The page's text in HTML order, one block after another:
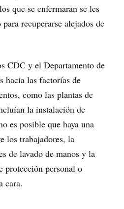
que se enfermaran se les
recuperarse alejados de
CDC y el Departamento de
hacia las factorías de
como las plantas de
la instalación de
es posible que haya una
los trabajadores, la
de lavado de manos y la
protección personal o
cara.